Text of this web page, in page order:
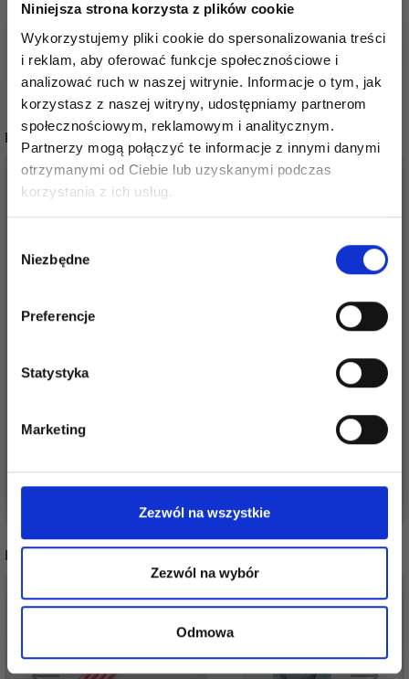
Niniejsza strona korzysta z plików cookie
Wykorzystujemy pliki cookie do spersonalizowania treści
i reklam, aby oferować funkcje społecznościowe i
analizować ruch w naszej witrynie. Informacje o tym, jak
korzystasz z naszej witryny, udostępniamy partnerom
społecznościowym, reklamowym i analitycznym.
Partnerzy mogą połączyć te informacje z innymi danymi
otrzymanymi od Ciebie lub uzyskanymi podczas
korzystania z ich usług.
zgody
Niezbędne
Preferencje
Statystyka
Marketing
Zezwól na wszystkie
Zezwól na wybór
Odmowa
Zobacz wszystkie wzory tutaj
POPULARNE ALTERNATYWY
SCHEEPJES SOFTFUN
19,10 zł
Zobacz wszystkie opcje
19,05 zł
Zobacz wszystkie opcje
INNI TEŻ WIDZIELI
Oszczędź nawet do 50%
miłośników włóczek i uzyskaj wyłączny
dostęp do inspirujących wzorów na druty i